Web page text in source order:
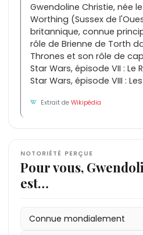
Gwendoline Christie, née
Worthing (Sussex de
britannique, connue
rôle de Brienne de Torth
Thrones et son rôle de
Star Wars, épisode VII : Le
Star Wars, épisode VIII :
Extrait deWikipédia
NOTORIÉTÉ PERÇUE
Pour vous,
est…
Connue mondialement